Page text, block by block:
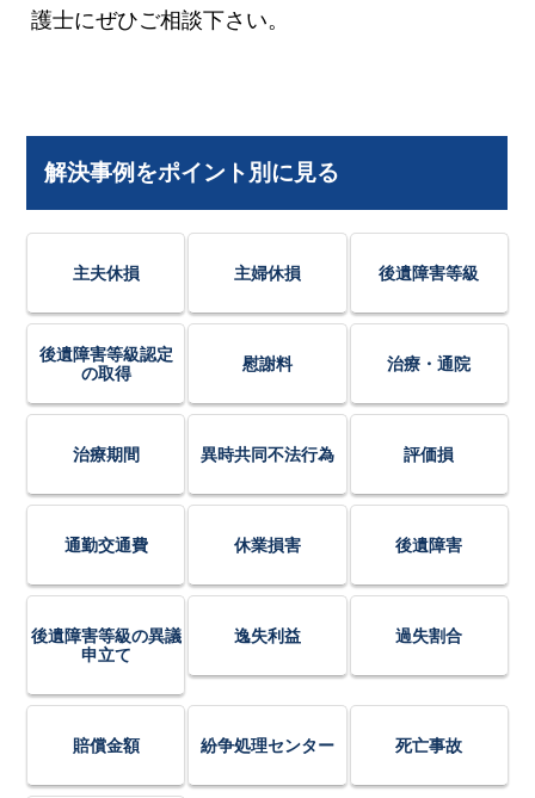
護士にぜひご相談下さい。
解決事例をポイント別に見る
主夫休損 主婦休損 後遺障害等級
後遺障害等級認定
の取得
慰謝料 治療・通院
治療期間 異時共同不法行為 評価損
通勤交通費 休業損害 後遺障害
後遺障害等級の異議
申立て
逸失利益 過失割合
賠償金額 紛争処理センター 死亡事故